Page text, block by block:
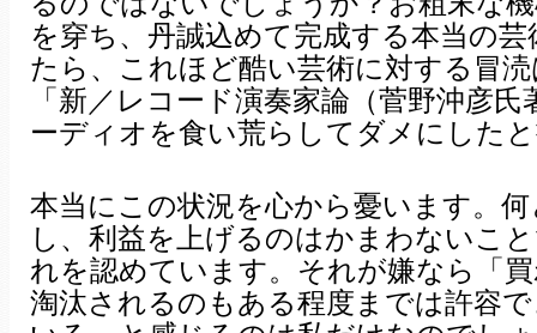
を穿ち、丹誠込めて完成する本当の
たら、これほど酷い芸術に対する冒
「新／レコード演奏家論（菅野沖彦
ーディオを食い荒らしてダメにした
本当にこの状況を心から憂います。
し、利益を上げるのはかまわないこ
れを認めています。それが嫌なら「
淘汰されるのもある程度までは許容